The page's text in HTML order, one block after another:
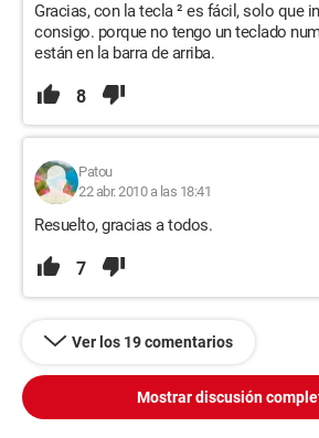
Gracias, con la tecla ² es fácil, solo que
consigo. porque no tengo un teclado
están en la barra de arriba.
8
Patou
22 abr. 2010 a las 18:41
Resuelto, gracias a todos.
7
Ver los 19 comentarios
Mostrar discusión